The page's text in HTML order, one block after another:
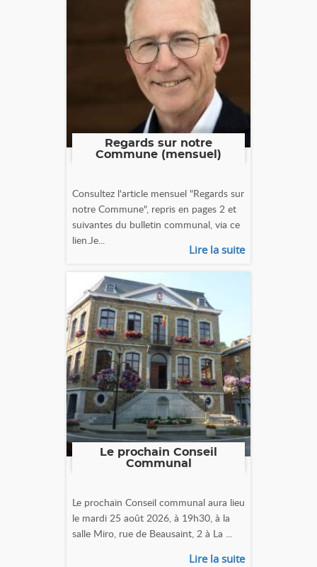
Regards sur notre
Commune (mensuel)
Consultez l'article mensuel "Regards sur
notre Commune", repris en pages 2 et
suivantes du bulletin communal, via ce
lien.Je...
Lire la suite
Le prochain Conseil
Communal
Le prochain Conseil communal aura lieu
le mardi 25 août 2026, à 19h30, à la
salle Miro, rue de Beausaint, 2 à La ...
Lire la suite